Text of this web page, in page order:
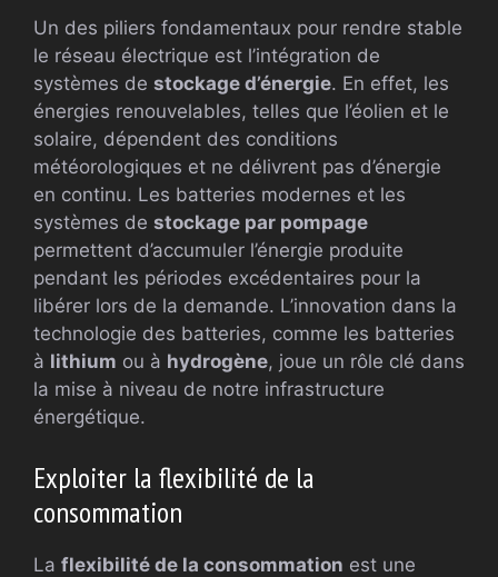
Un des piliers fondamentaux pour rendre stable
le réseau électrique est l’intégration de
systèmes de stockage d’énergie. En effet, les
énergies renouvelables, telles que l’éolien et le
solaire, dépendent des conditions
météorologiques et ne délivrent pas d’énergie
en continu. Les batteries modernes et les
systèmes de stockage par pompage
permettent d’accumuler l’énergie produite
pendant les périodes excédentaires pour la
libérer lors de la demande. L’innovation dans la
technologie des batteries, comme les batteries
à lithium ou à hydrogène, joue un rôle clé dans
la mise à niveau de notre infrastructure
énergétique.
Exploiter la flexibilité de la
consommation
La flexibilité de la consommation est une